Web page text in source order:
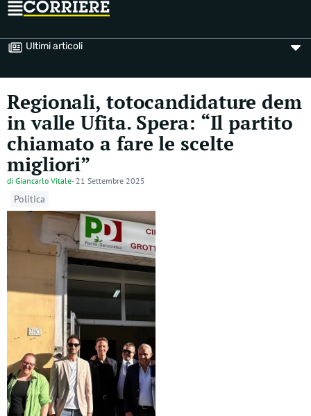
Ultimi articoli
Regionali, totocandidature dem
in valle Ufita. Spera: “Il partito
chiamato a fare le scelte
migliori”
di Giancarlo Vitale- 21 Settembre 2025
Politica